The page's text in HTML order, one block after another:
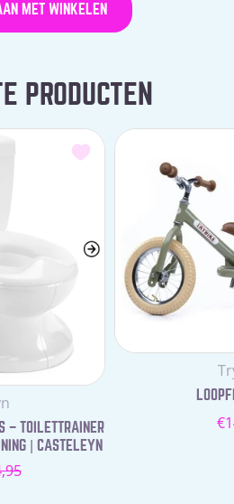
MET WINKELEN
PRODUCTEN
– TOILETTRAINER
| CASTELEYN